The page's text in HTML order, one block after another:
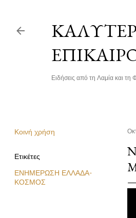
Ειδήσεις από τη Λαμία και τη
Κοινή χρήση
Ετικέτες
ΕΝΗΜΕΡΩΣΗ ΕΛΛΑΔΑ-
ΚΟΣΜΟΣ